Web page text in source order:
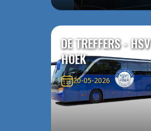
DE TREFFERS - HSV
HOEK
20-05-2026